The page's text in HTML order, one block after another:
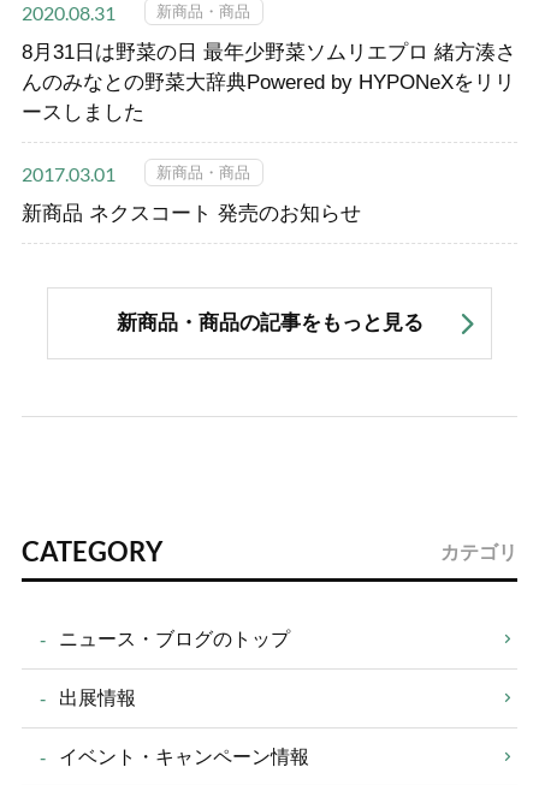
2020.08.31 新商品・商品
8月31日は野菜の日 最年少野菜ソムリエプロ 緒方湊さ
んのみなとの野菜大辞典Powered by HYPONeXをリリ
ースしました
2017.03.01 新商品・商品
新商品 ネクスコート 発売のお知らせ
新商品・商品の記事をもっと見る
CATEGORY カテゴリ
ニュース・ブログのトップ
出展情報
イベント・キャンペーン情報